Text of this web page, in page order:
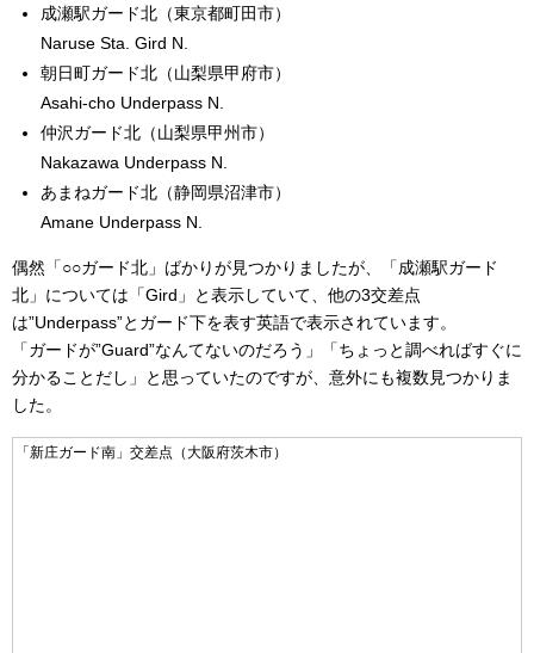
成瀬駅ガード北（東京都町田市）
Naruse Sta. Gird N.
朝日町ガード北（山梨県甲府市）
Asahi-cho Underpass N.
仲沢ガード北（山梨県甲州市）
Nakazawa Underpass N.
あまねガード北（静岡県沼津市）
Amane Underpass N.
偶然「○○ガード北」ばかりが見つかりましたが、「成瀬駅ガード
北」については「Gird」と表示していて、他の3交差点
は”Underpass”とガード下を表す英語で表示されています。
「ガードが”Guard”なんてないのだろう」「ちょっと調べればすぐに
分かることだし」と思っていたのですが、意外にも複数見つかりま
した。
「新庄ガード南」交差点（大阪府茨木市）